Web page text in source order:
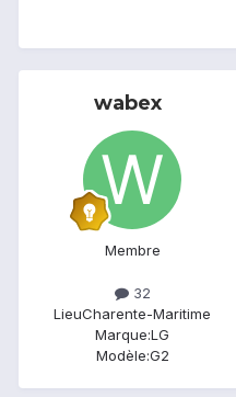
wabex
Membre
32
LieuCharente-Maritime
Marque:LG
Modèle:G2